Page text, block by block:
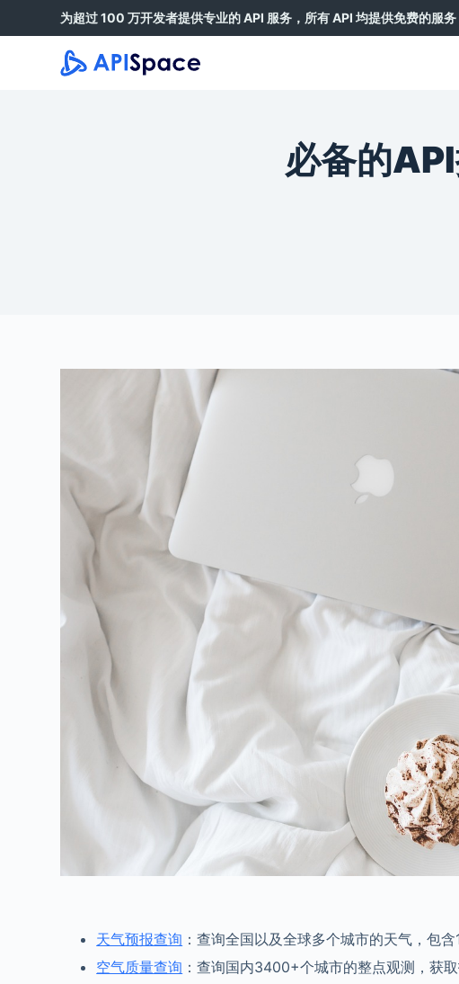
为超过 100 万开发者提供专业的 API 服务，所有 API 均提供免费的服务
必备的
天气预报查询 ：查询全国以及全球多个城市的天气，包含
空气质量查询 ：查询国内3400+个城市的整点观测，获